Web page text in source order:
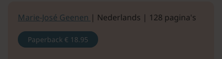
Marie-José Geenen | Nederlands | 128 pagina's
Paperback € 18.95